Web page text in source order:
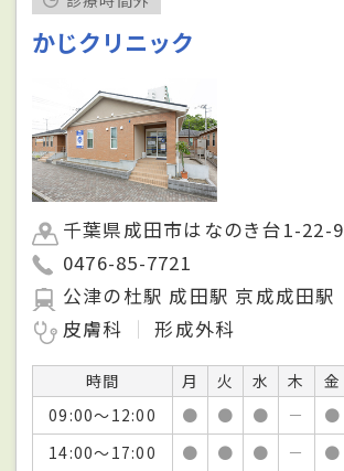
かじクリニック
千葉県成田市はなのき台1-22-9
0476-85-7721
公津の杜駅 成田駅 京成成田駅
皮膚科
形成外科
時間 月 火 水 木 金
09:00～12:00
● ● ● － ●
14:00～17:00
● ● ● － ●